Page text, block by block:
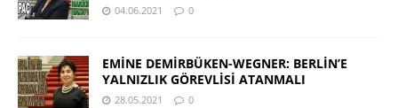
04.06.2021 0
EMİNE DEMİRBÜKEN-WEGNER: BERLİN’E
YALNIZLIK GÖREVLİSİ ATANMALI
28.05.2021 0